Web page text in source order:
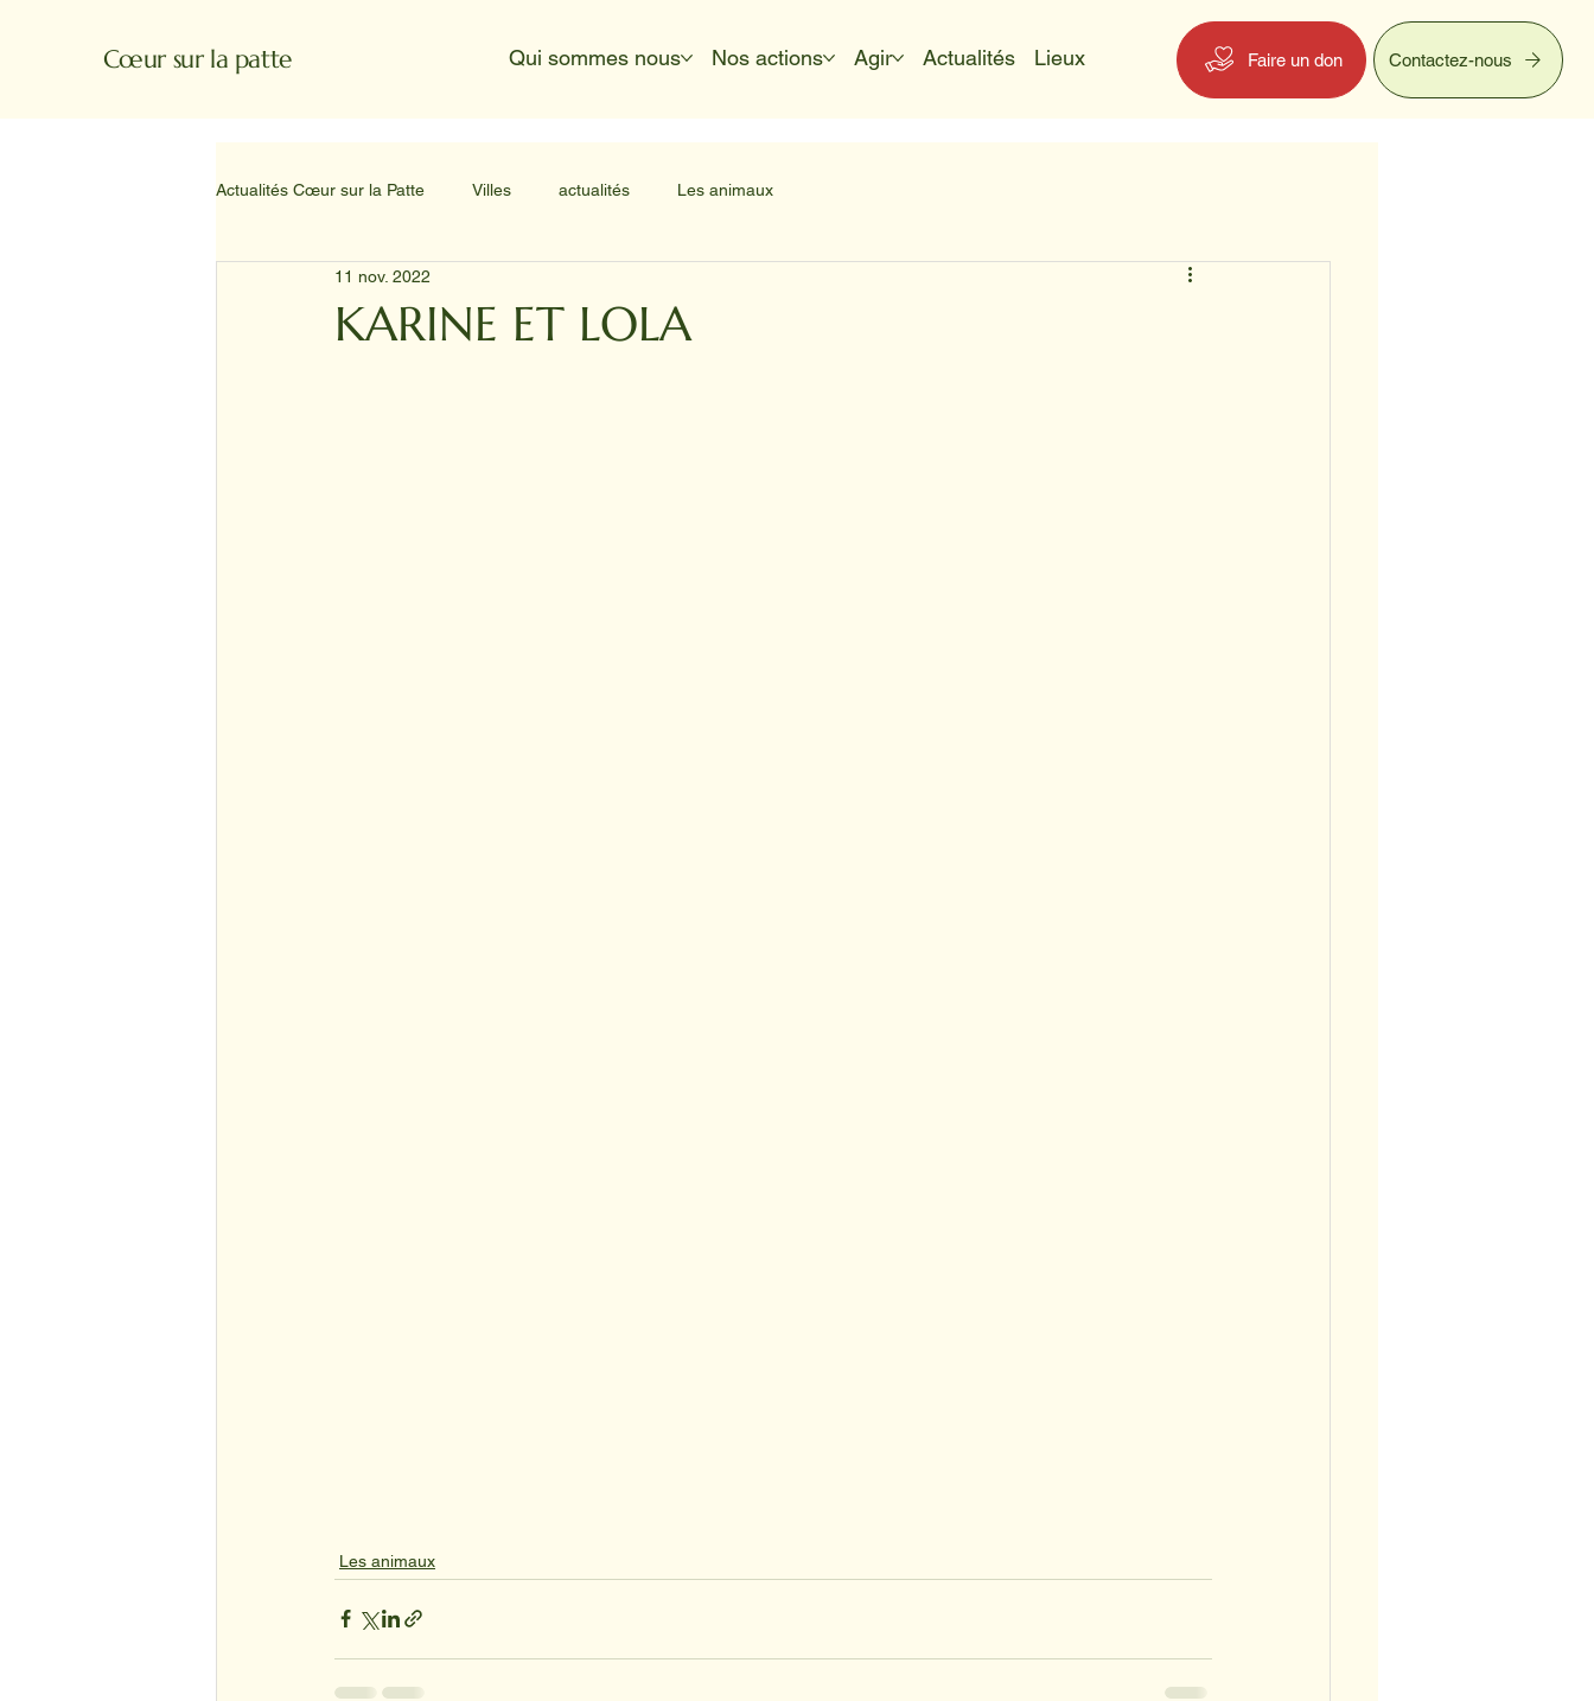
Cœur sur la patte Qui sommes nous Nos actions Agir Actualités Lieux Faire un don Contactez-nous
Actualités Cœur sur la Patte Villes actualités Les animaux
KARINE ET LOLA
11 nov. 2022
Les animaux